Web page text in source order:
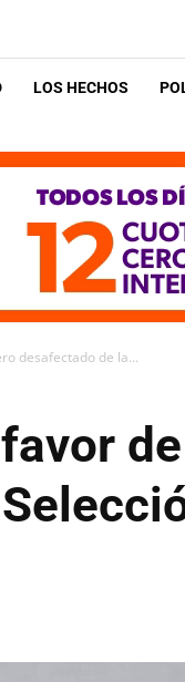
LOS HECHOS
desafectado de la...